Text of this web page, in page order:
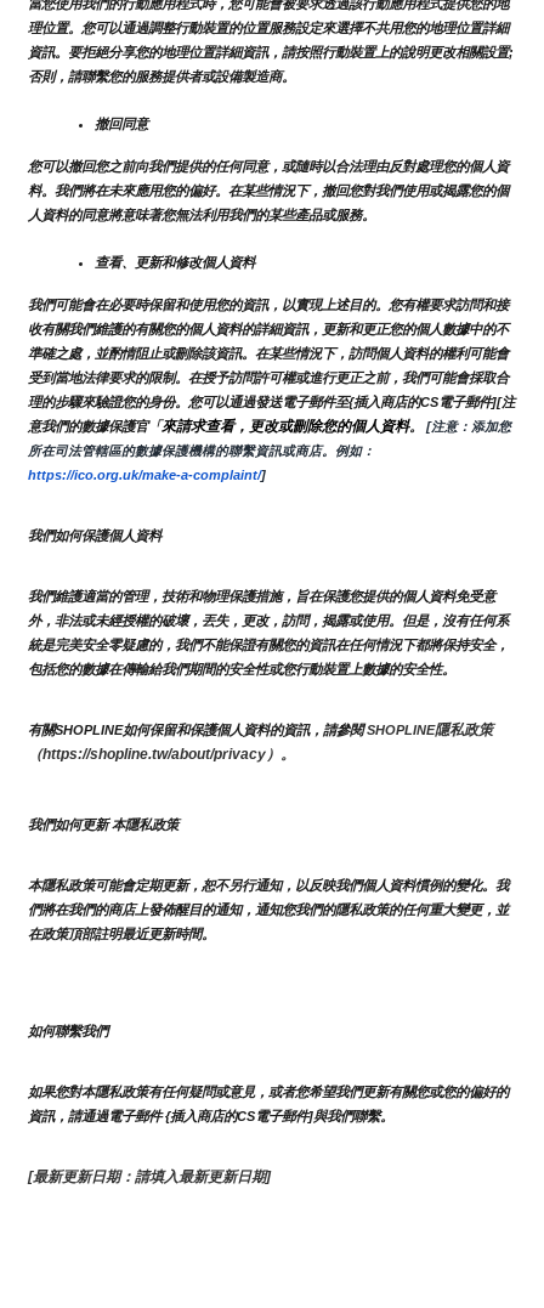
當您使用我們的行動應用程式時，您可能會被要求透過該行動應用程式提供您的地
理位置。您可以通過調整行動裝置的位置服務設定來選擇不共用您的地理位置詳細
資訊。要拒絕分享您的地理位置詳細資訊，請按照行動裝置上的說明更改相關設置;
否則，請聯繫您的服務提供者或設備製造商。
撤回同意
您可以撤回您之前向我們提供的任何同意，或隨時以合法理由反對處理您的個人資
料。我們將在未來應用您的偏好。在某些情況下，撤回您對我們使用或揭露您的個
人資料的同意將意味著您無法利用我們的某些產品或服務。
查看、更新和修改個人資料
我們可能會在必要時保留和使用您的資訊，以實現上述目的。您有權要求訪問和接
收有關我們維護的有關您的個人資料的詳細資訊，更新和更正您的個人數據中的不
準確之處，並酌情阻止或刪除該資訊。在某些情況下，訪問個人資料的權利可能會
受到當地法律要求的限制。在授予訪問許可權或進行更正之前，我們可能會採取合
理的步驟來驗證您的身份。您可以通過發送電子郵件至{插入商店的CS電子郵件][注
意我們的數據保護官「來請求查看，更改或刪除您的個人資料。
[注意：添加您
所在司法管轄區的數據保護機構的聯繫資訊或商店。例如：
https://ico.org.uk/make-a-complaint/]
我們如何保護個人資料
我們維護適當的管理，技術和物理保護措施，旨在保護您提供的個人資料免受意
外，非法或未經授權的破壞，丟失，更改，訪問，揭露或使用。但是，沒有任何系
統是完美安全零疑慮的，我們不能保證有關您的資訊在任何情況下都將保持安全，
包括您的數據在傳輸給我們期間的安全性或您行動裝置上數據的安全性。
有關SHOPLINE如何保留和保護個人資料的資訊，請參閱 SHOPLINE隱私政策
（https://shopline.tw/about/privacy）。
我們如何更新 本隱私政策
本隱私政策可能會定期更新，恕不另行通知，以反映我們個人資料慣例的變化。我
們將在我們的商店上發佈醒目的通知，通知您我們的隱私政策的任何重大變更，並
在政策頂部註明最近更新時間。
如何聯繫我們
如果您對本隱私政策有任何疑問或意見，或者您希望我們更新有關您或您的偏好的
資訊，請通過電子郵件 {插入商店的CS電子郵件]與我們聯繫。
[最新更新日期：請填入最新更新日期]